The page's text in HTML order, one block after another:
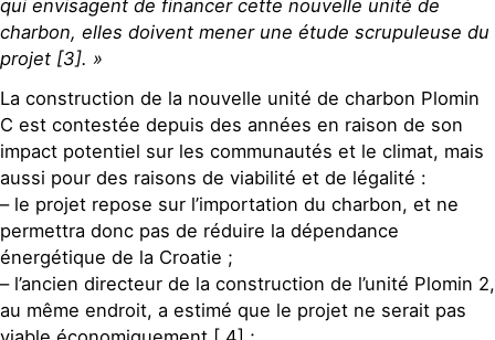
qui envisagent de financer cette nouvelle unité de
charbon, elles doivent mener une étude scrupuleuse du
projet [3]. »
La construction de la nouvelle unité de charbon Plomin
C est contestée depuis des années en raison de son
impact potentiel sur les communautés et le climat, mais
aussi pour des raisons de viabilité et de légalité :
– le projet repose sur l’importation du charbon, et ne
permettra donc pas de réduire la dépendance
énergétique de la Croatie ;
– l’ancien directeur de la construction de l’unité Plomin 2,
au même endroit, a estimé que le projet ne serait pas